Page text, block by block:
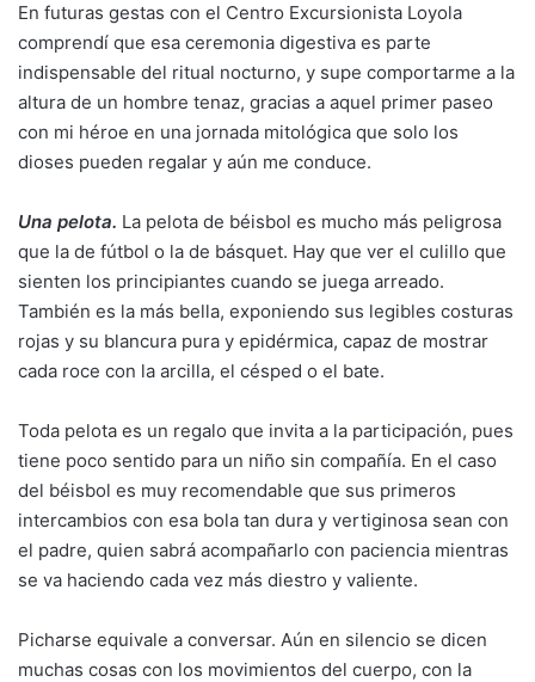
En futuras gestas con el Centro Excursionista Loyola
comprendí que esa ceremonia digestiva es parte
indispensable del ritual nocturno, y supe comportarme a la
altura de un hombre tenaz, gracias a aquel primer paseo
con mi héroe en una jornada mitológica que solo los
dioses pueden regalar y aún me conduce.
Una pelota. La pelota de béisbol es mucho más peligrosa
que la de fútbol o la de básquet. Hay que ver el culillo que
sienten los principiantes cuando se juega arreado.
También es la más bella, exponiendo sus legibles costuras
rojas y su blancura pura y epidérmica, capaz de mostrar
cada roce con la arcilla, el césped o el bate.
Toda pelota es un regalo que invita a la participación, pues
tiene poco sentido para un niño sin compañía. En el caso
del béisbol es muy recomendable que sus primeros
intercambios con esa bola tan dura y vertiginosa sean con
el padre, quien sabrá acompañarlo con paciencia mientras
se va haciendo cada vez más diestro y valiente.
Picharse equivale a conversar. Aún en silencio se dicen
muchas cosas con los movimientos del cuerpo, con la